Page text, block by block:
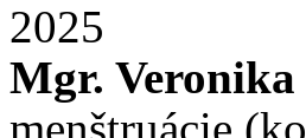
2025
Mgr.